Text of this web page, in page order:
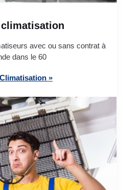
avec ou sans contrat à
dans le 60
»